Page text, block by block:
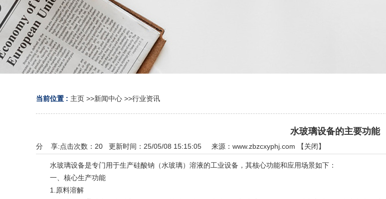
当前位置 : 主页 >>新闻中心 >>行业资讯
水玻璃设备的主要功能
点击次数： 20 更新时间：25/05/08 15:15:05 来源： www.zbzcxyphj.com 【关闭】
分 享:
水玻璃设备是专门用于生产硅酸钠（水玻璃）溶液的工业设备，其核心功能和应用场景如下：
一、核心生产功能
1‌.原料溶解‌